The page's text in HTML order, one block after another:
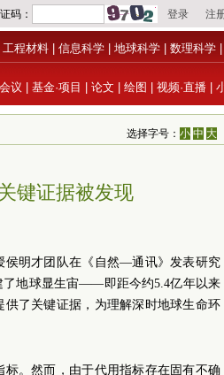
工程材料 信息科学 地球科学 数理科学
会议 基金·项目 论文 绘图 视频·直播
选择字号：小 中 大
键证据被发现
侯明才团队在《自然—通讯》发表研究
了地球显生宙——即距今约5.4亿年以来
了关键证据，为理解深时地球生命环
。然而，由于代用指标存在固有不确